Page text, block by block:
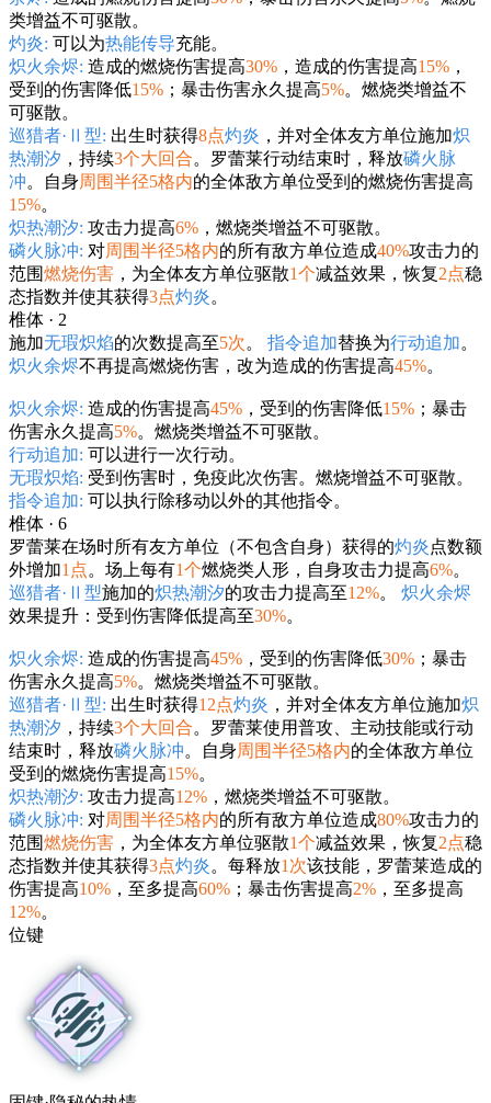
类增益不可驱散。
灼炎: 可以为热能传导充能。
炽火余烬: 造成的燃烧伤害提高30% ，造成的伤害提高15% ，
受到的伤害降低15% ；暴击伤害永久提高5%。燃烧类增益不
可驱散。
巡猎者·Ⅱ型: 出生时获得8点灼炎 ，并对全体友方单位施加炽
热潮汐 ，持续3个大回合。罗蕾莱行动结束时，释放磷火脉
冲。自身周围半径5格内的全体敌方单位受到的燃烧伤害提高
15%。
炽热潮汐: 攻击力提高6% ，燃烧类增益不可驱散。
磷火脉冲: 对周围半径5格内的所有敌方单位造成40%攻击力的
范围燃烧伤害 ，为全体友方单位驱散1个减益效果，恢复2点稳
态指数并使其获得3点灼炎。
椎体 · 2
施加无瑕炽焰的次数提高至5次。 指令追加替换为行动追加。
炽火余烬不再提高燃烧伤害，改为造成的伤害提高45%。
炽火余烬: 造成的伤害提高45% ，受到的伤害降低15% ；暴击
伤害永久提高5%。燃烧类增益不可驱散。
行动追加: 可以进行一次行动。
无瑕炽焰: 受到伤害时，免疫此次伤害。燃烧增益不可驱散。
指令追加: 可以执行除移动以外的其他指令。
椎体 · 6
罗蕾莱在场时所有友方单位（不包含自身）获得的灼炎点数额
外增加1点。场上每有1个燃烧类人形，自身攻击力提高6%。
巡猎者·Ⅱ型施加的炽热潮汐的攻击力提高至12%。 炽火余烬
效果提升：受到伤害降低提高至30%。
炽火余烬: 造成的伤害提高45% ，受到的伤害降低30% ；暴击
伤害永久提高5%。燃烧类增益不可驱散。
巡猎者·Ⅱ型: 出生时获得12点灼炎 ，并对全体友方单位施加炽
热潮汐 ，持续3个大回合。罗蕾莱使用普攻、主动技能或行动
结束时，释放磷火脉冲。自身周围半径5格内的全体敌方单位
受到的燃烧伤害提高15%。
炽热潮汐: 攻击力提高12% ，燃烧类增益不可驱散。
磷火脉冲: 对周围半径5格内的所有敌方单位造成80%攻击力的
范围燃烧伤害 ，为全体友方单位驱散1个减益效果，恢复2点稳
态指数并使其获得3点灼炎。每释放1次该技能，罗蕾莱造成的
伤害提高10% ，至多提高60% ；暴击伤害提高2% ，至多提高
12%。
位键